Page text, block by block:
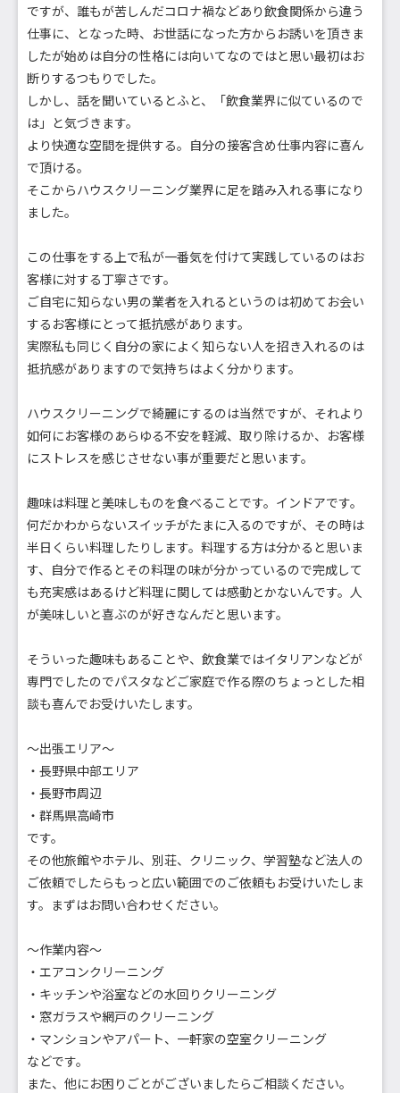
ですが、誰もが苦しんだコロナ禍などあり飲食関係から違う
仕事に、となった時、お世話になった方からお誘いを頂きま
したが始めは自分の性格には向いてなのではと思い最初はお
断りするつもりでした。
しかし、話を聞いているとふと、「飲食業界に似ているので
は」と気づきます。
より快適な空間を提供する。自分の接客含め仕事内容に喜ん
で頂ける。
そこからハウスクリーニング業界に足を踏み入れる事になり
ました。
この仕事をする上で私が一番気を付けて実践しているのはお
客様に対する丁寧さです。
ご自宅に知らない男の業者を入れるというのは初めてお会い
するお客様にとって抵抗感があります。
実際私も同じく自分の家によく知らない人を招き入れるのは
抵抗感がありますので気持ちはよく分かります。
ハウスクリーニングで綺麗にするのは当然ですが、それより
如何にお客様のあらゆる不安を軽減、取り除けるか、お客様
にストレスを感じさせない事が重要だと思います。
趣味は料理と美味しものを食べることです。インドアです。
何だかわからないスイッチがたまに入るのですが、その時は
半日くらい料理したりします。料理する方は分かると思いま
す、自分で作るとその料理の味が分かっているので完成して
も充実感はあるけど料理に関しては感動とかないんです。人
が美味しいと喜ぶのが好きなんだと思います。
そういった趣味もあることや、飲食業ではイタリアンなどが
専門でしたのでパスタなどご家庭で作る際のちょっとした相
談も喜んでお受けいたします。
～出張エリア～
・長野県中部エリア
・長野市周辺
・群馬県高崎市
です。
その他旅館やホテル、別荘、クリニック、学習塾など法人の
ご依頼でしたらもっと広い範囲でのご依頼もお受けいたしま
す。まずはお問い合わせください。
～作業内容～
・エアコンクリーニング
・キッチンや浴室などの水回りクリーニング
・窓ガラスや網戸のクリーニング
・マンションやアパート、一軒家の空室クリーニング
などです。
また、他にお困りごとがございましたらご相談ください。